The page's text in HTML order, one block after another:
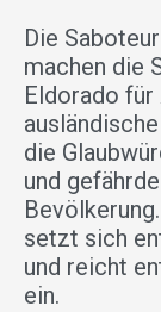
Die
machen die
Eldorado für
die
und
setzt sich
und reicht
ein.